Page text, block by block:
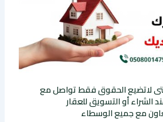
لاتضيع الحقوق فقط تواصل مع
الشراء أو التسويق للعقار
مع جميع الوسطاء